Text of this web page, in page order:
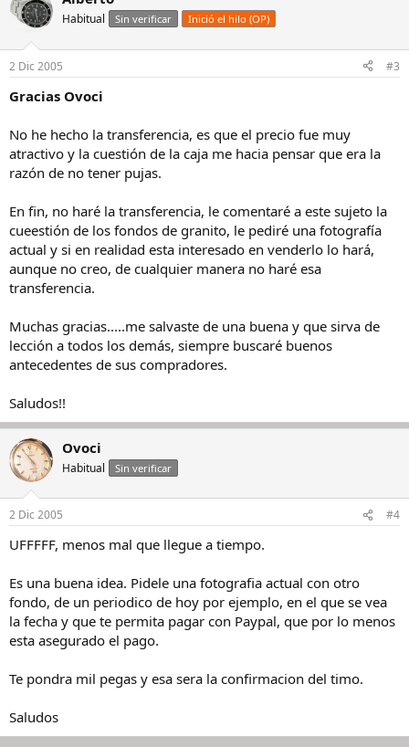
Habitual Sin verificar Inició el hilo (OP)
2 Dic 2005 #3
Gracias Ovoci
No he hecho la transferencia, es que el precio fue muy
atractivo y la cuestión de la caja me hacia pensar que era la
razón de no tener pujas.
En fin, no haré la transferencia, le comentaré a este sujeto la
cueestión de los fondos de granito, le pediré una fotografía
actual y si en realidad esta interesado en venderlo lo hará,
aunque no creo, de cualquier manera no haré esa
transferencia.
Muchas gracias.....me salvaste de una buena y que sirva de
lección a todos los demás, siempre buscaré buenos
antecedentes de sus compradores.
Saludos!!
Ovoci
Habitual Sin verificar
2 Dic 2005 #4
UFFFFF, menos mal que llegue a tiempo.
Es una buena idea. Pidele una fotografia actual con otro
fondo, de un periodico de hoy por ejemplo, en el que se vea
la fecha y que te permita pagar con Paypal, que por lo menos
esta asegurado el pago.
Te pondra mil pegas y esa sera la confirmacion del timo.
Saludos